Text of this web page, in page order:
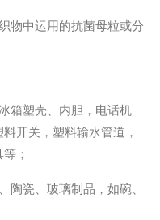
物中运用的抗菌母粒或分
箱塑壳、内胆，电话机
开关，塑料输水管道，
；
陶瓷、玻璃制品，如碗、